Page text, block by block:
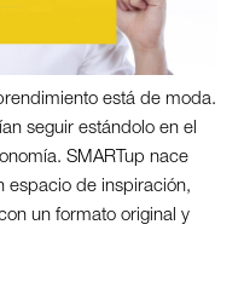
está de moda.
seguir estándolo en el
SMARTup nace
espacio de inspiración,
un formato original y